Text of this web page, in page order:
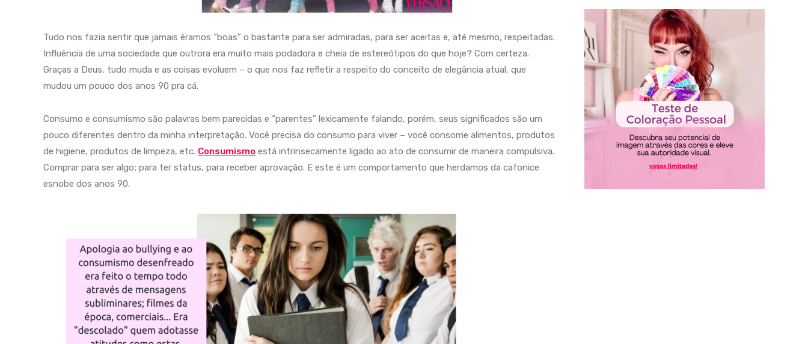
Tudo nos fazia sentir que jamais éramos “boas” o bastante para ser admiradas, para ser aceitas e, até mesmo, respeitadas.
Influência de uma sociedade que outrora era muito mais podadora e cheia de estereótipos do que hoje? Com certeza.
Graças a Deus, tudo muda e as coisas evoluem – o que nos faz refletir a respeito do conceito de elegância atual, que
mudou um pouco dos anos 90 pra cá.
Consumo e consumismo são palavras bem parecidas e “parentes” lexicamente falando, porém, seus significados são um
pouco diferentes dentro da minha interpretação. Você precisa do consumo para viver – você consome alimentos, produtos
de higiene, produtos de limpeza, etc. Consumismo está intrinsecamente ligado ao ato de consumir de maneira compulsiva.
Comprar para ser algo; para ter status, para receber aprovação. E este é um comportamento que herdamos da cafonice
esnobe dos anos 90.